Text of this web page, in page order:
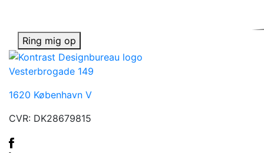
Ring mig op
Vesterbrogade 149
1620 København V
CVR: DK28679815